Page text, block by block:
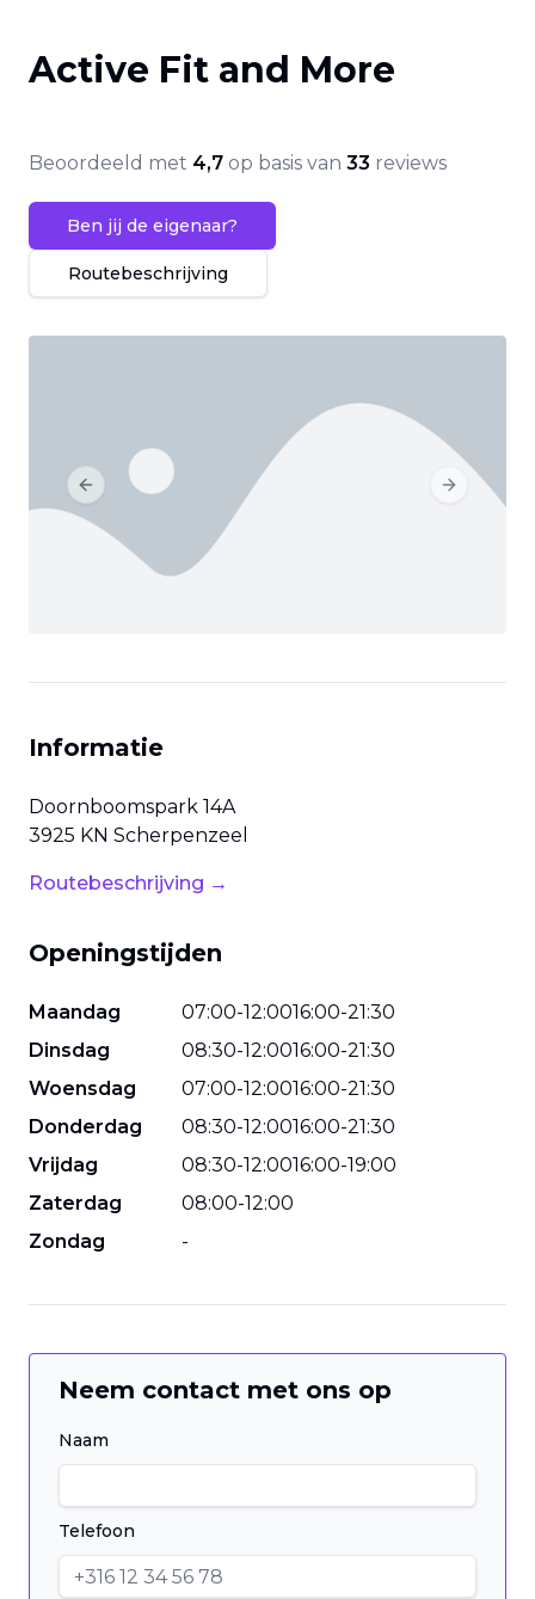
Active Fit and More
Beoordeeld met 4,7 op basis van 33 reviews
Ben jij de eigenaar?
Routebeschrijving
Previous slide Next slide
Informatie
Doornboomspark 14A
3925 KN Scherpenzeel
Routebeschrijving →
Openingstijden
Maandag 07:00-12:0016:00-21:30
Dinsdag
08:30-12:0016:00-21:30
Woensdag
07:00-12:0016:00-21:30
Donderdag
08:30-12:0016:00-21:30
Vrijdag
08:30-12:0016:00-19:00
Zaterdag
08:00-12:00
Zondag
-
Neem contact met ons op
Naam
Telefoon